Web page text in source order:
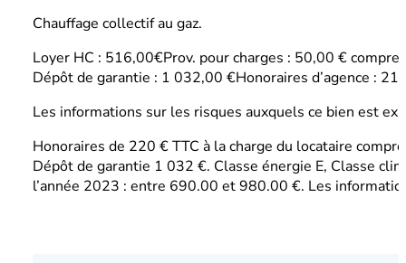
Chauffage collectif au gaz.
Loyer HC : 516,00€Prov. pour charges : 50,00 €
Dépôt de garantie : 1 032,00 €Honoraires d’agence :
Les informations sur les risques auxquels ce bien est
Honoraires de 220 € TTC à la charge du locataire
Dépôt de garantie 1 032 €. Classe énergie E, Classe
l’année 2023 : entre 690.00 et 980.00 €. Les